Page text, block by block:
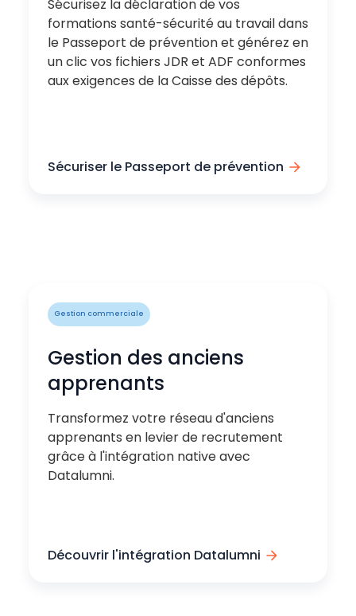
Sécurisez la déclaration de vos
formations santé-sécurité au travail dans
le Passeport de prévention et générez en
un clic vos fichiers JDR et ADF conformes
aux exigences de la Caisse des dépôts.
Sécuriser le Passeport de prévention
Gestion commerciale
Gestion des anciens
apprenants
Transformez votre réseau d'anciens
apprenants en levier de recrutement
grâce à l'intégration native avec
Datalumni.
Découvrir l'intégration Datalumni